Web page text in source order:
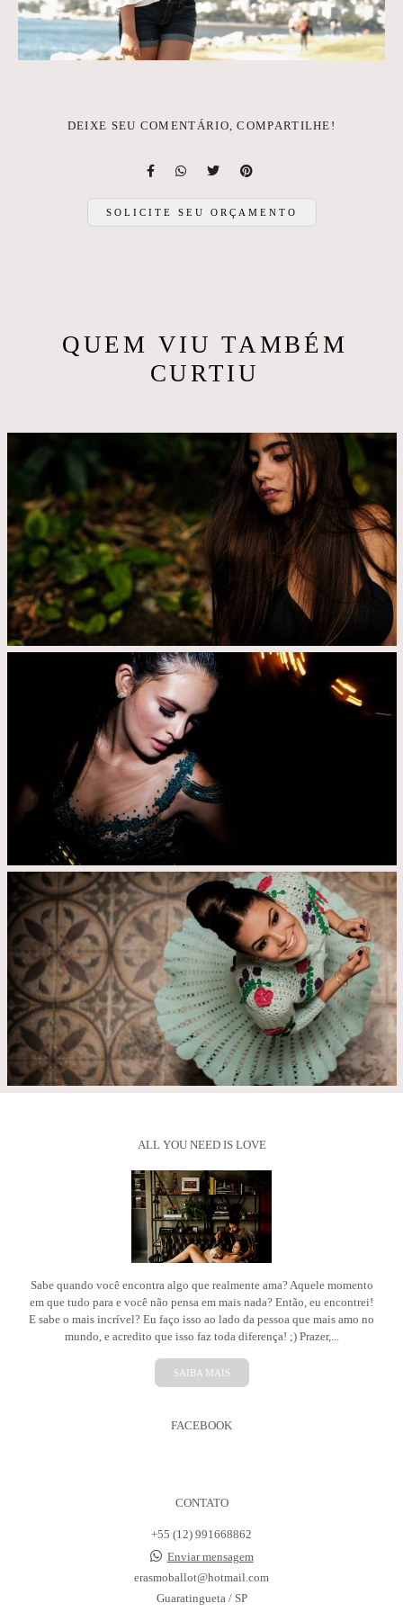
DEIXE SEU COMENTÁRIO, COMPARTILHE!
SOLICITE SEU ORÇAMENTO
QUEM VIU TAMBÉM
CURTIU
ALL YOU NEED IS LOVE
Sabe quando você encontra algo que realmente ama? Aquele momento
em que tudo para e você não pensa em mais nada? Então, eu encontrei!
E sabe o mais incrível? Eu faço isso ao lado da pessoa que mais amo no
mundo, e acredito que isso faz toda diferença! ;) Prazer,...
SAIBA MAIS
FACEBOOK
CONTATO
+55 (12) 991668862
Enviar mensagem
erasmoballot@hotmail.com
Guaratingueta / SP